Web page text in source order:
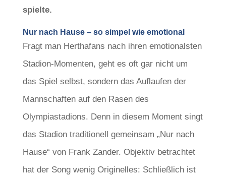
spielte.
Nur nach Hause – so simpel wie emotional
Fragt man Herthafans nach ihren emotionalsten
Stadion-Momenten, geht es oft gar nicht um
das Spiel selbst, sondern das Auflaufen der
Mannschaften auf den Rasen des
Olympiastadions. Denn in diesem Moment singt
das Stadion traditionell gemeinsam „Nur nach
Hause“ von Frank Zander. Objektiv betrachtet
hat der Song wenig Originelles: Schließlich ist